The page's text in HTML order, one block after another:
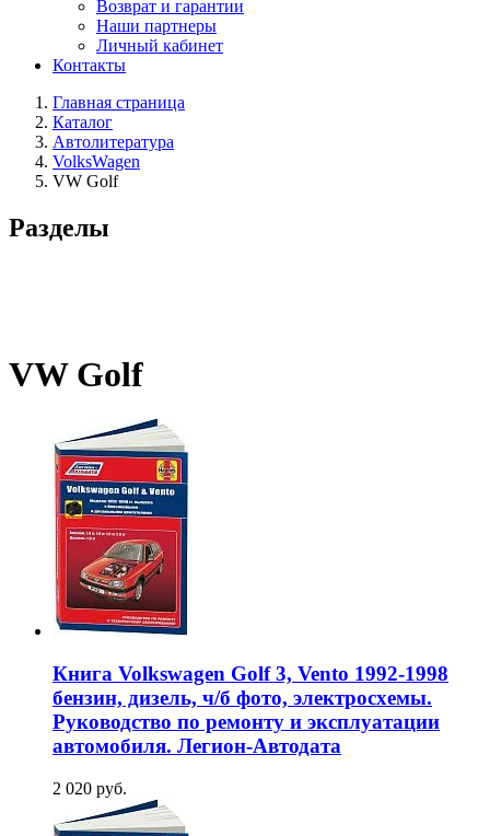
Возврат и гарантии
Наши партнеры
Личный кабинет
Контакты
Главная страница
Каталог
Автолитература
VolksWagen
VW Golf
Разделы
VW Golf
Книга Volkswagen Golf 3, Vento 1992-1998
бензин, дизель, ч/б фото, электросхемы.
Руководство по ремонту и эксплуатации
автомобиля. Легион-Aвтодата
2 020 руб.